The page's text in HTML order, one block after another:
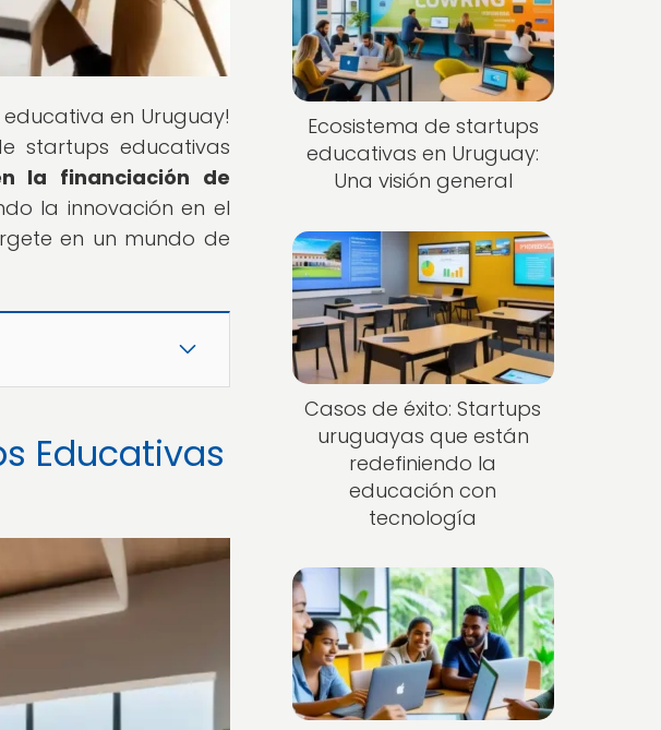
en Uruguay!
startups educativas
la financiación de
la innovación en el
en un mundo de
Educativas
Ecosistema de startups
educativas en Uruguay:
Una visión general
Casos de éxito: Startups
uruguayas que están
redefiniendo la
educación con
tecnología